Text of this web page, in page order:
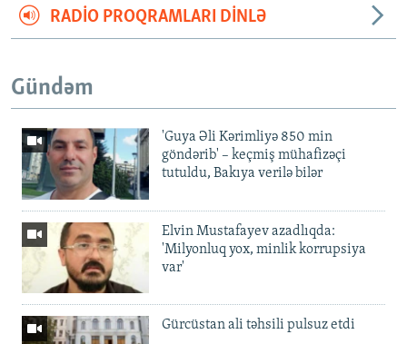
RADIO PROQRAMLARI DINLƏ
Gündəm
'Guya Əli Kərimliyə 850 min
göndərib' – keçmiş mühafizəçi
tutuldu, Bakıya verilə bilər
Elvin Mustafayev azadlıqda:
'Milyonluq yox, minlik korrupsiya
var'
Gürcüstan ali təhsili pulsuz etdi